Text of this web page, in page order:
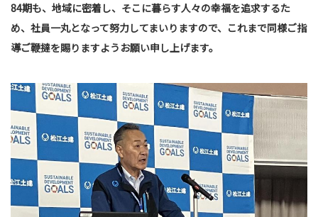
84期も、地域に密着し、そこに暮らす人々の幸福を追求するた
め、社員一丸となって努力してまいりますので、これまで同様ご指
導ご鞭撻を賜りますようお願い申し上げます。